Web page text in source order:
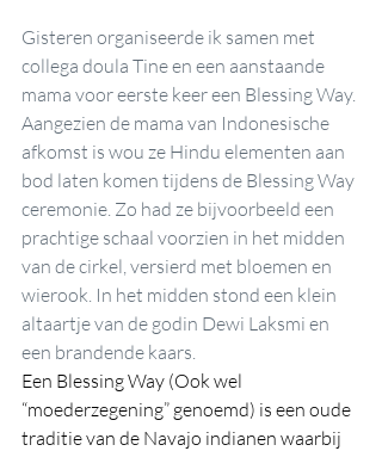
Gisteren organiseerde ik samen met
collega doula Tine en een aanstaande
mama voor eerste keer een Blessing Way.
Aangezien de mama van Indonesische
afkomst is wou ze Hindu elementen aan
bod laten komen tijdens de Blessing Way
ceremonie. Zo had ze bijvoorbeeld een
prachtige schaal voorzien in het midden
van de cirkel, versierd met bloemen en
wierook. In het midden stond een klein
altaartje van de godin Dewi Laksmi en
een brandende kaars.
Een Blessing Way (Ook wel
“moederzegening” genoemd) is een oude
traditie van de Navajo indianen waarbij